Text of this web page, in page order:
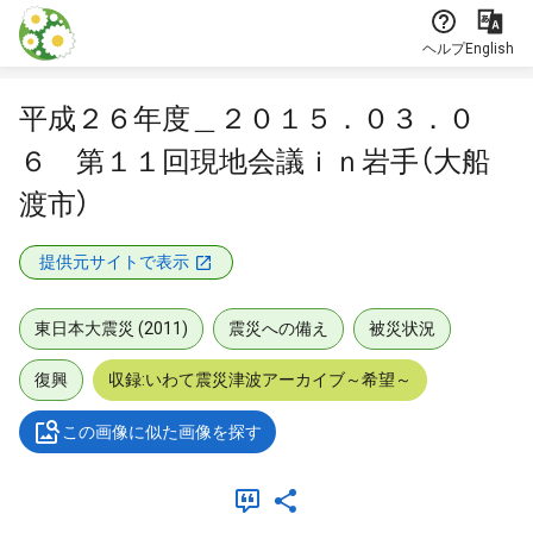
本文に飛ぶ
ヘルプEnglish
平成２６年度＿２０１５．０３．０
６ 第１１回現地会議ｉｎ岩手（大船
渡市）
提供元サイトで表示
東日本大震災 (2011) 震災への備え 被災状況
復興 収録:いわて震災津波アーカイブ～希望～
この画像に似た画像を探す